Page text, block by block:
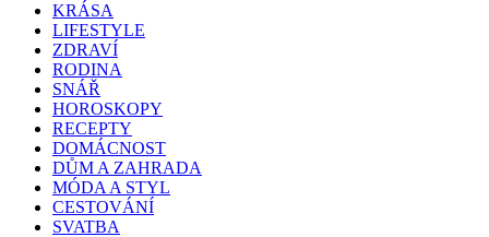
KRÁSA
LIFESTYLE
ZDRAVÍ
RODINA
SNÁŘ
HOROSKOPY
RECEPTY
DOMÁCNOST
DŮM A ZAHRADA
MÓDA A STYL
CESTOVÁNÍ
SVATBA